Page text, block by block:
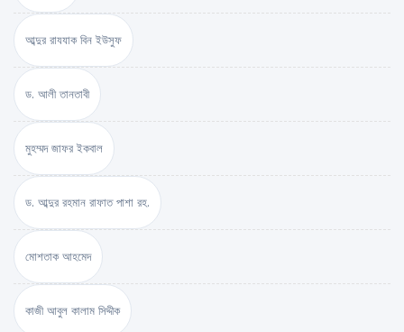
আব্দুর রাযযাক বিন ইউসুফ
ড. আলী তানতাবী
মুহম্মদ জাফর ইকবাল
ড. আব্দুর রহমান রাফাত পাশা রহ.
মোশতাক আহমেদ
কাজী আবুল কালাম সিদ্দীক